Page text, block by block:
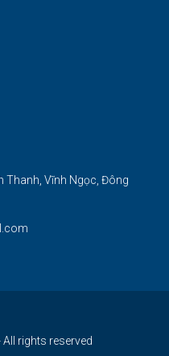
Thanh, Vĩnh Ngọc, Đông
rights reserved